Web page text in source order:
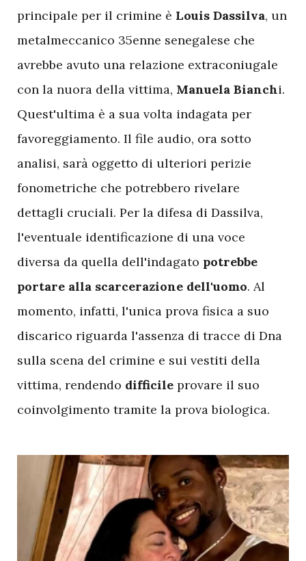
principale per il crimine è Louis Dassilva, un
metalmeccanico 35enne senegalese che
avrebbe avuto una relazione extraconiugale
con la nuora della vittima, Manuela Bianchi.
Quest'ultima è a sua volta indagata per
favoreggiamento. Il file audio, ora sotto
analisi, sarà oggetto di ulteriori perizie
fonometriche che potrebbero rivelare
dettagli cruciali. Per la difesa di Dassilva,
l'eventuale identificazione di una voce
diversa da quella dell'indagato potrebbe
portare alla scarcerazione dell'uomo. Al
momento, infatti, l'unica prova fisica a suo
discarico riguarda l'assenza di tracce di Dna
sulla scena del crimine e sui vestiti della
vittima, rendendo difficile provare il suo
coinvolgimento tramite la prova biologica.